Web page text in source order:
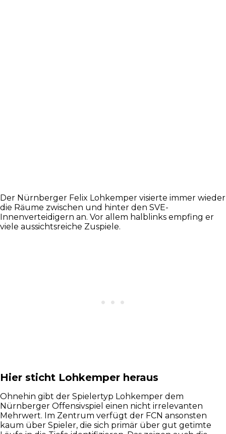
Der Nürnberger Felix Lohkemper visierte immer wieder
die Räume zwischen und hinter den SVE-
Innenverteidigern an. Vor allem halblinks empfing er
viele aussichtsreiche Zuspiele.
Hier sticht Lohkemper heraus
Ohnehin gibt der Spielertyp Lohkemper dem
Nürnberger Offensivspiel einen nicht irrelevanten
Mehrwert. Im Zentrum verfügt der FCN ansonsten
kaum über Spieler, die sich primär über gut getimte